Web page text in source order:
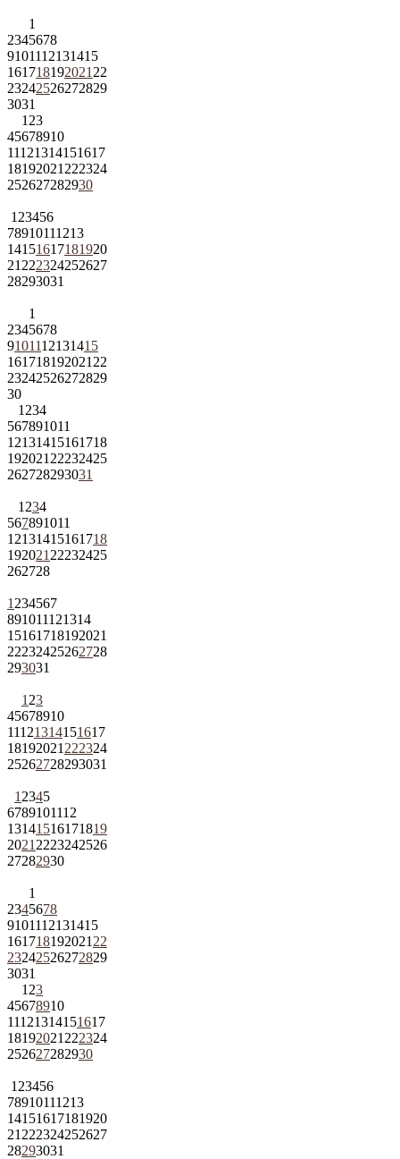
1
2345678
9101112131415
161718192021 22
23242526272829
3031
1 23
45678910
11121314151617
18192021 222324
252627282930
1 23456
78910111213
14151617181920
21 222324252627
28293031
1
2345678
9101112131415
161718192021 22
23242526272829
30
1 234
567891011
12131415161718
192021 22232425
262728293031
1 234
567891011
12131415161718
192021 22232425
262728
1 234567
891011121314
15161718192021
22232425262728
293031
1 23
45678910
11121314151617
18192021 222324
25262728293031
1 2345
6789101112
13141516171819
2021 2223242526
27282930
1
2345678
9101112131415
161718192021 22
23242526272829
3031
1 23
45678910
11121314151617
18192021 222324
252627282930
1 23456
78910111213
14151617181920
21 222324252627
28293031